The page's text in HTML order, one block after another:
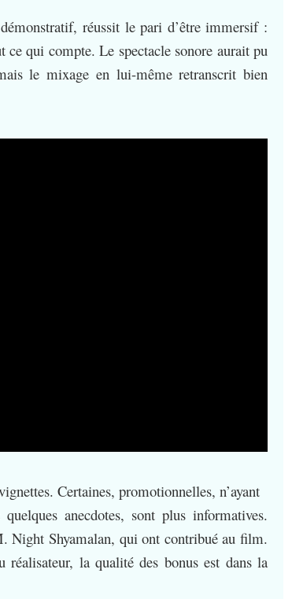
réussit le pari d’être immersif :
ce qui compte. Le spectacle sonore aurait pu
le mixage en lui-même retranscrit bien
Certaines, promotionnelles, n’ayant
anecdotes, sont plus informatives.
Night Shyamalan, qui ont contribué au film.
la qualité des bonus est dans la